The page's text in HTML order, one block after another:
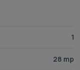
Profi, restaurante,
1
28 mp